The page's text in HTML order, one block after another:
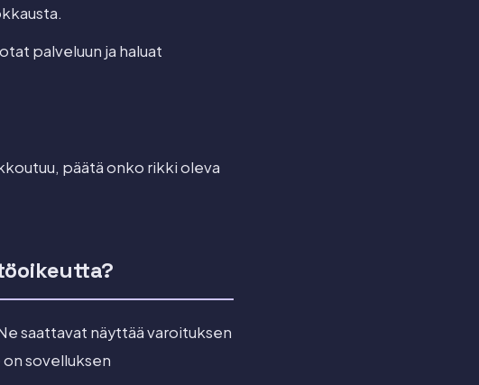
palveluun ja haluat
päätä onko rikki oleva
saattavat näyttää varoituksen
sovelluksen